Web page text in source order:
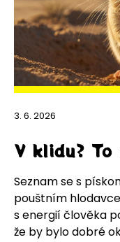
3. 6. 2026
V klidu? To
Seznam se s
pouštním
s energií člověka
že by bylo dobré